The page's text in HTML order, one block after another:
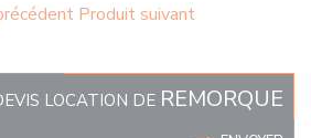
Produit suivant
LOCATION DE REMORQUE